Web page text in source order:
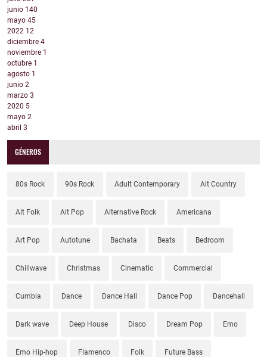
junio 140
mayo 45
2022 12
diciembre 4
noviembre 1
octubre 1
agosto 1
junio 2
marzo 3
2020 5
mayo 2
abril 3
GÉNEROS
80s Rock 90s Rock Adult Contemporary Alt Country
Alt Folk Alt Pop Alternative Rock Americana
Art Pop Autotune Bachata Beats Bedroom
Chillwave Christmas Cinematic Commercial
Cumbia Dance Dance Hall Dance Pop Dancehall
Dark wave Deep House Disco Dream Pop Emo
Emo Hip-hop Flamenco Folk Future Bass